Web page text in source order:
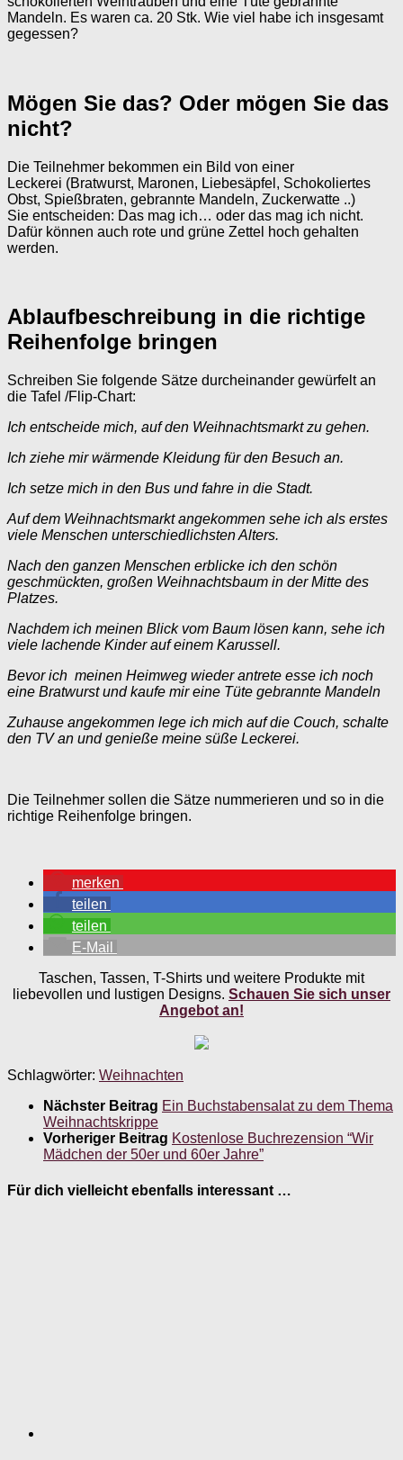
Mandeln. Es waren ca. 20 Stk. Wie viel habe ich insgesamt
gegessen?
Mögen Sie das? Oder mögen Sie das
nicht?
Die Teilnehmer bekommen ein Bild von einer
Leckerei (Bratwurst, Maronen, Liebesäpfel, Schokoliertes
Obst, Spießbraten, gebrannte Mandeln, Zuckerwatte ..)
Sie entscheiden: Das mag ich… oder das mag ich nicht.
Dafür können auch rote und grüne Zettel hoch gehalten
werden.
Ablaufbeschreibung in die richtige
Reihenfolge bringen
Schreiben Sie folgende Sätze durcheinander gewürfelt an
die Tafel /Flip-Chart:
Ich entscheide mich, auf den Weihnachtsmarkt zu gehen.
Ich ziehe mir wärmende Kleidung für den Besuch an.
Ich setze mich in den Bus und fahre in die Stadt.
Auf dem Weihnachtsmarkt angekommen sehe ich als erstes
viele Menschen unterschiedlichsten Alters.
Nach den ganzen Menschen erblicke ich den schön
geschmückten, großen Weihnachtsbaum in der Mitte des
Platzes.
Nachdem ich meinen Blick vom Baum lösen kann, sehe ich
viele lachende Kinder auf einem Karussell.
Bevor ich meinen Heimweg wieder antrete esse ich noch
eine Bratwurst und kaufe mir eine Tüte gebrannte Mandeln
Zuhause angekommen lege ich mich auf die Couch, schalte
den TV an und genieße meine süße Leckerei.
Die Teilnehmer sollen die Sätze nummerieren und so in die
richtige Reihenfolge bringen.
merken
teilen
teilen
E-Mail
Taschen, Tassen, T-Shirts und weitere Produkte mit
liebevollen und lustigen Designs. Schauen Sie sich unser
Angebot an!
Schlagwörter: Weihnachten
Nächster Beitrag Ein Buchstabensalat zu dem Thema
Weihnachtskrippe
Vorheriger Beitrag Kostenlose Buchrezension “Wir
Mädchen der 50er und 60er Jahre”
Für dich vielleicht ebenfalls interessant …